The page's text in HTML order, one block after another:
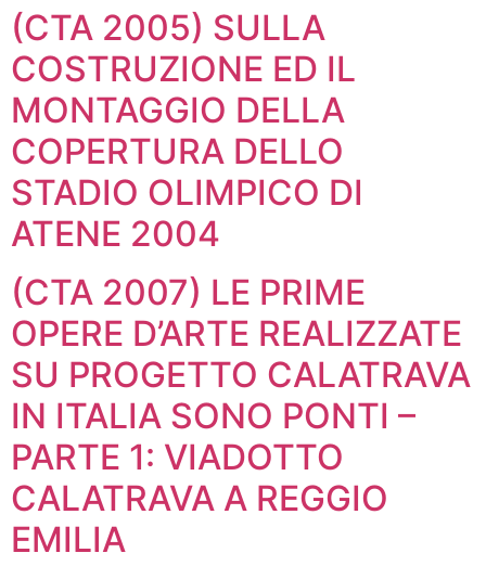
(CTA 2005) SULLA
COSTRUZIONE ED IL
MONTAGGIO DELLA
COPERTURA DELLO
STADIO OLIMPICO DI
ATENE 2004
(CTA 2007) LE PRIME
OPERE D’ARTE REALIZZATE
SU PROGETTO CALATRAVA
IN ITALIA SONO PONTI –
PARTE 1: VIADOTTO
CALATRAVA A REGGIO
EMILIA